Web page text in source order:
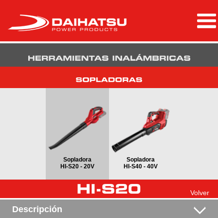
Sopladora
HI-S20 - 20V
Sopladora
HI-S40 - 40V
Volver
Descripción